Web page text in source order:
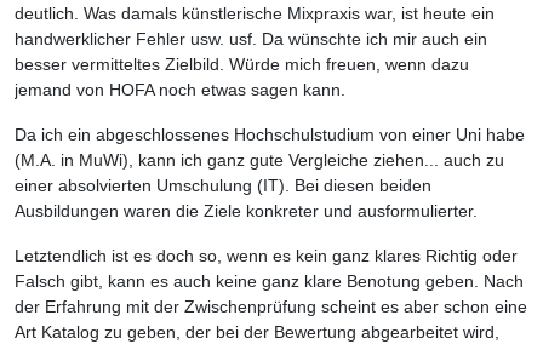
deutlich. Was damals künstlerische Mixpraxis war, ist heute ein
handwerklicher Fehler usw. usf. Da wünschte ich mir auch ein
besser vermitteltes Zielbild. Würde mich freuen, wenn dazu
jemand von HOFA noch etwas sagen kann.
Da ich ein abgeschlossenes Hochschulstudium von einer Uni habe
(M.A. in MuWi), kann ich ganz gute Vergleiche ziehen... auch zu
einer absolvierten Umschulung (IT). Bei diesen beiden
Ausbildungen waren die Ziele konkreter und ausformulierter.
Letztendlich ist es doch so, wenn es kein ganz klares Richtig oder
Falsch gibt, kann es auch keine ganz klare Benotung geben. Nach
der Erfahrung mit der Zwischenprüfung scheint es aber schon eine
Art Katalog zu geben, der bei der Bewertung abgearbeitet wird,